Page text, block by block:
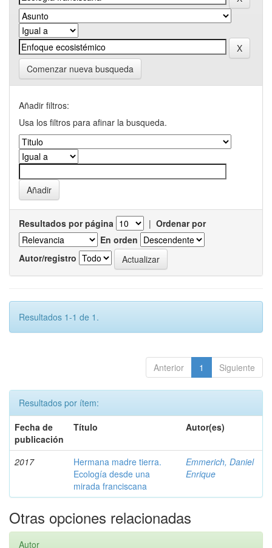
Comenzar nueva busqueda
Añadir filtros:
Usa los filtros para afinar la busqueda.
Resultados por página | Ordenar por
En orden
Autor/registro
Resultados 1-1 de 1.
Anterior 1 Siguiente
Resultados por ítem:
Fecha de
publicación
Título Autor(es)
2017
Hermana madre tierra.
Ecología desde una
mirada franciscana
Emmerich, Daniel
Enrique
Otras opciones relacionadas
Autor